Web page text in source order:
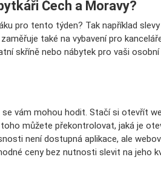
Čech a Moravy?
pro tento týden? Tak například
také na vybavení pro
skříně nebo nábytek pro vaši
vám mohou hodit. Stačí si otevřít
můžete překontrolovat, jaká je
není dostupná aplikace, ale
ceny bez nutnosti slevit na jeho